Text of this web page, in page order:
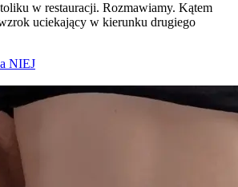
w restauracji. Rozmawiamy. Kątem
uciekający w kierunku drugiego
NIEJ